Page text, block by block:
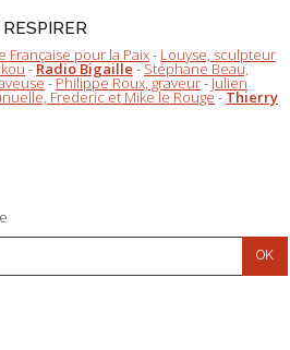
Française pour la Paix- Louyse, sculpteur
-Radio Bigaille-Stéphane Beau,
-Philippe Roux, graveur-Julien
Frederic et Mike le Rouge-Thierry